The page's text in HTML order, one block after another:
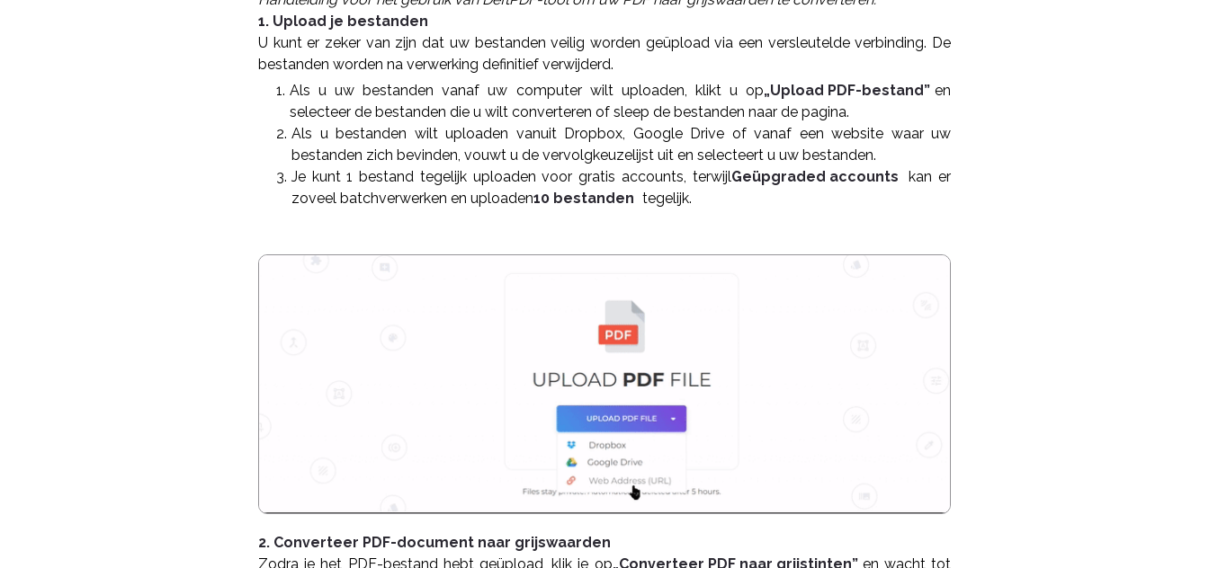
1. Upload je bestanden
U kunt er zeker van zijn dat uw bestanden veilig worden geüpload via een versleutelde verbinding. De
bestanden worden na verwerking definitief verwijderd.
Als u uw bestanden vanaf uw computer wilt uploaden, klikt u op„Upload PDF-bestand” en
selecteer de bestanden die u wilt converteren of sleep de bestanden naar de pagina.
Als u bestanden wilt uploaden vanuit Dropbox, Google Drive of vanaf een website waar uw
bestanden zich bevinden, vouwt u de vervolgkeuzelijst uit en selecteert u uw bestanden.
Je kunt 1 bestand tegelijk uploaden voor gratis accounts, terwijlGeüpgraded accounts
kan er
zoveel batchverwerken en uploaden10 bestanden tegelijk.
2. Converteer PDF-document naar grijswaarden
Zodra je het PDF-bestand hebt geüpload, klik je op„Converteer PDF naar grijstinten” en wacht tot